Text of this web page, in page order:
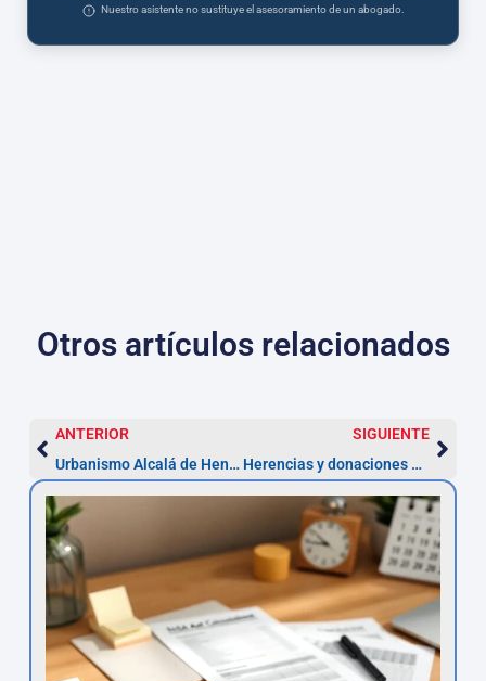
Nuestro asistente no sustituye el asesoramiento de un abogado.
Otros artículos relacionados
ANTERIOR
Urbanismo Alcalá de Henares: abogados y recurso en 2 meses
SIGUIENTE
Herencias y donaciones en Alcalá de Henares — plazo 6 meses